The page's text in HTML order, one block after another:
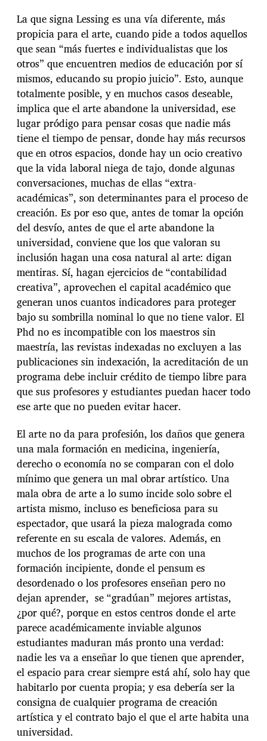
La que signa Lessing es una vía diferente, más
propicia para el arte, cuando pide a todos aquellos
que sean “más fuertes e individualistas que los
otros” que encuentren medios de educación por sí
mismos, educando su propio juicio”. Esto, aunque
totalmente posible, y en muchos casos deseable,
implica que el arte abandone la universidad, ese
lugar pródigo para pensar cosas que nadie más
tiene el tiempo de pensar, donde hay más recursos
que en otros espacios, donde hay un ocio creativo
que la vida laboral niega de tajo, donde algunas
conversaciones, muchas de ellas “extra-
académicas”, son determinantes para el proceso de
creación. Es por eso que, antes de tomar la opción
del desvío, antes de que el arte abandone la
universidad, conviene que los que valoran su
inclusión hagan una cosa natural al arte: digan
mentiras. Sí, hagan ejercicios de “contabilidad
creativa”, aprovechen el capital académico que
generan unos cuantos indicadores para proteger
bajo su sombrilla nominal lo que no tiene valor. El
Phd no es incompatible con los maestros sin
maestría, las revistas indexadas no excluyen a las
publicaciones sin indexación, la acreditación de un
programa debe incluir crédito de tiempo libre para
que sus profesores y estudiantes puedan hacer todo
ese arte que no pueden evitar hacer.
El arte no da para profesión, los daños que genera
una mala formación en medicina, ingeniería,
derecho o economía no se comparan con el dolo
mínimo que genera un mal obrar artístico. Una
mala obra de arte a lo sumo incide solo sobre el
artista mismo, incluso es beneficiosa para su
espectador, que usará la pieza malograda como
referente en su escala de valores. Además, en
muchos de los programas de arte con una
formación incipiente, donde el pensum es
desordenado o los profesores enseñan pero no
dejan aprender, se “gradúan” mejores artistas,
¿por qué?, porque en estos centros donde el arte
parece académicamente inviable algunos
estudiantes maduran más pronto una verdad:
nadie les va a enseñar lo que tienen que aprender,
el espacio para crear siempre está ahí, solo hay que
habitarlo por cuenta propia; y esa debería ser la
consigna de cualquier programa de creación
artística y el contrato bajo el que el arte habita una
universidad.